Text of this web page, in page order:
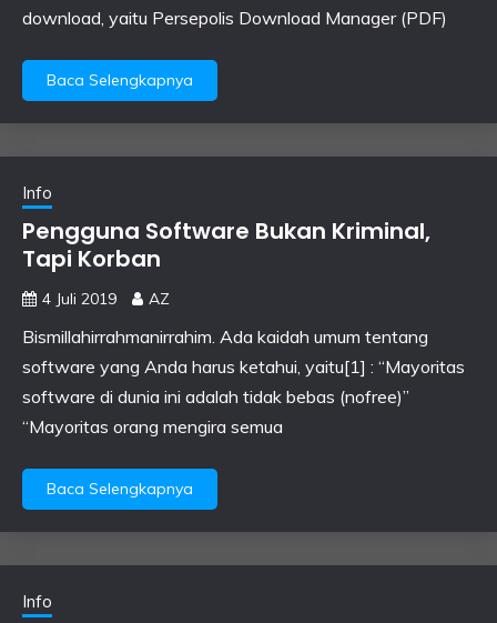
download, yaitu Persepolis Download Manager (PDF)
Baca Selengkapnya
Info
Pengguna Software Bukan Kriminal,
Tapi Korban
4 Juli 2019 AZ
Bismillahirrahmanirrahim. Ada kaidah umum tentang
software yang Anda harus ketahui, yaitu[1] : “Mayoritas
software di dunia ini adalah tidak bebas (nofree)”
“Mayoritas orang mengira semua
Baca Selengkapnya
Info